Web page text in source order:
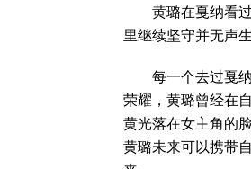
黄璐在戛纳看过
里继续坚守并无声生
每一个去过戛纳
荣耀，黄璐曾经在
黄光落在女主角的
黄璐未来可以携带